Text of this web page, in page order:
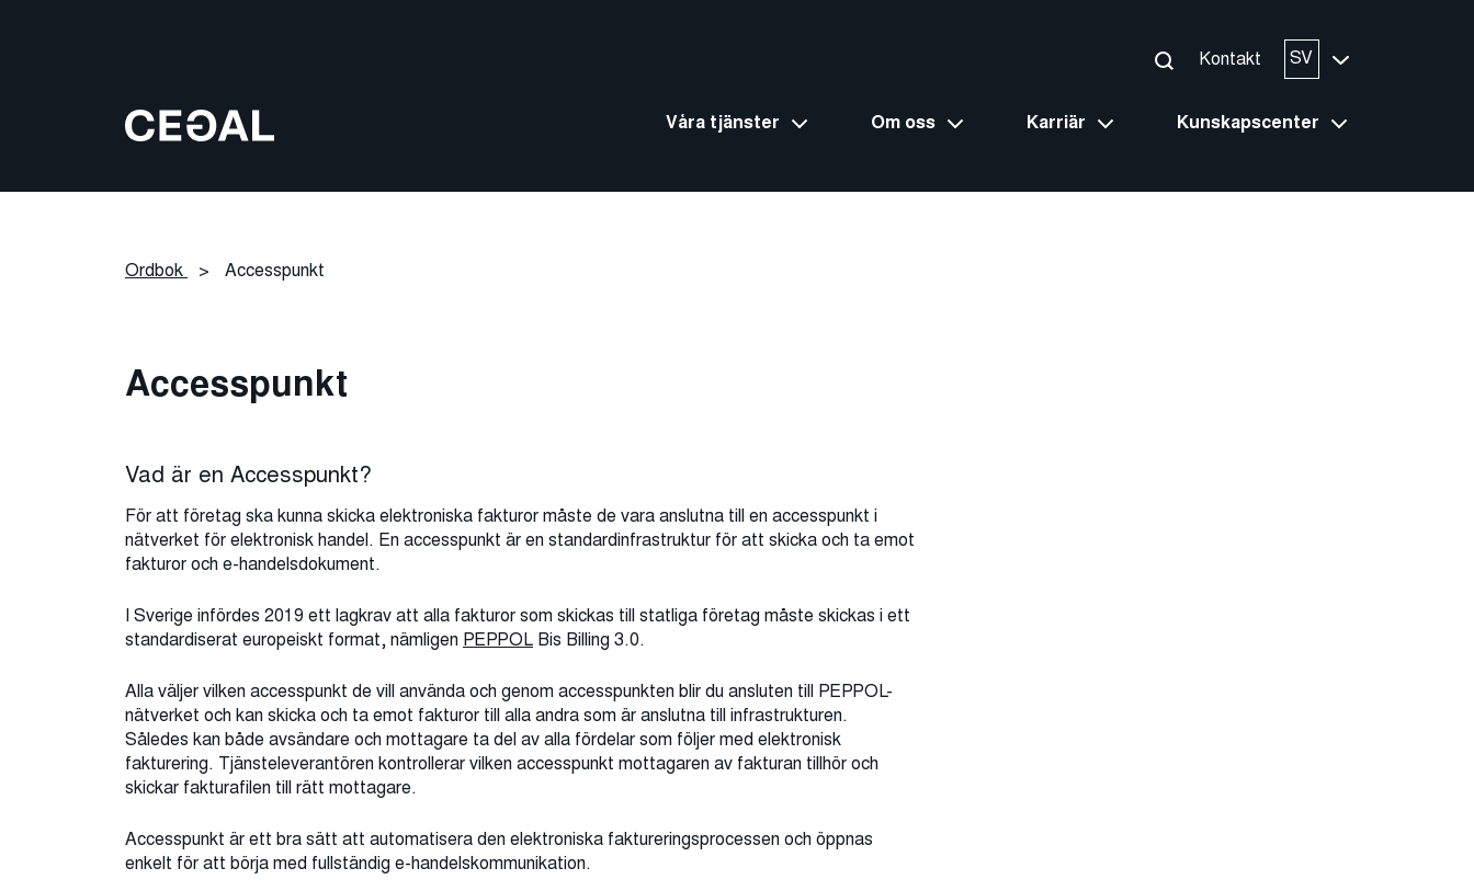
Kontakt SV
Våra tjänster Om oss Karriär Kunskapscenter
Ordbok > Accesspunkt
Accesspunkt
Vad är en Accesspunkt?
För att företag ska kunna skicka elektroniska fakturor måste de vara anslutna till en accesspunkt i
nätverket för elektronisk handel. En accesspunkt är en standardinfrastruktur för att skicka och ta emot
fakturor och e-handelsdokument.
I Sverige infördes 2019 ett lagkrav att alla fakturor som skickas till statliga företag måste skickas i ett
standardiserat europeiskt format, nämligen PEPPOL Bis Billing 3.0.
Alla väljer vilken accesspunkt de vill använda och genom accesspunkten blir du ansluten till PEPPOL-
nätverket och kan skicka och ta emot fakturor till alla andra som är anslutna till infrastrukturen.
Således kan både avsändare och mottagare ta del av alla fördelar som följer med elektronisk
fakturering. Tjänsteleverantören kontrollerar vilken accesspunkt mottagaren av fakturan tillhör och
skickar fakturafilen till rätt mottagare.
Accesspunkt är ett bra sätt att automatisera den elektroniska faktureringsprocessen och öppnas
enkelt för att börja med fullständig e-handelskommunikation.